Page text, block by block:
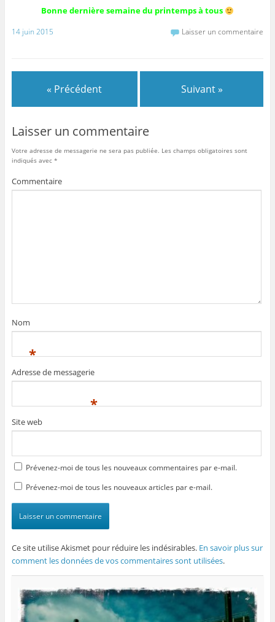
Bonne dernière semaine du printemps à tous
14 juin 2015 Laisser un commentaire
« Précédent Suivant »
Laisser un commentaire
Votre adresse de messagerie ne sera pas publiée. Les champs obligatoires sont
indiqués avec *
Commentaire
Nom
*
Adresse de messagerie
*
Site web
Prévenez-moi de tous les nouveaux commentaires par e-mail.
Prévenez-moi de tous les nouveaux articles par e-mail.
Ce site utilise Akismet pour réduire les indésirables. En savoir plus sur
comment les données de vos commentaires sont utilisées.